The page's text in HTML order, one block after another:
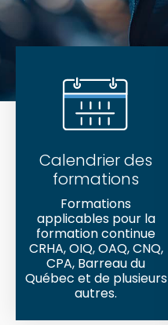
Calendrier des
formations
Formations
applicables pour la
formation continue
CRHA, OIQ, OAQ, CNQ,
CPA, Barreau du
Québec et de plusieurs
autres.